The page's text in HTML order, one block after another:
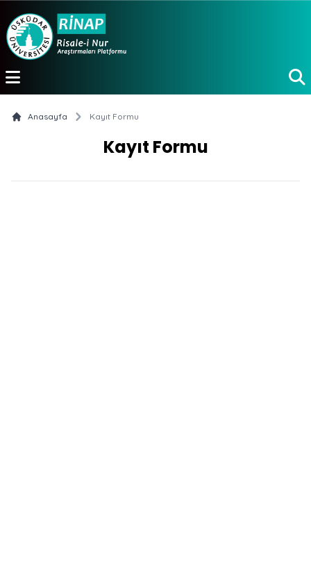
Anasayfa Kayıt Formu
Kayıt Formu
menu